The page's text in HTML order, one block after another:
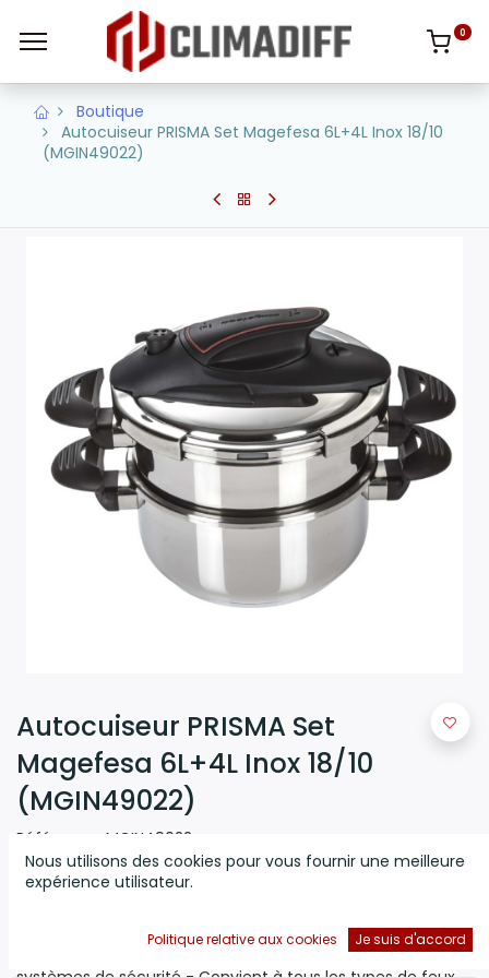
0
Boutique
Autocuiseur PRISMA Set Magefesa 6L+4L Inox 18/10
(MGIN49022)
Autocuiseur PRISMA Set
Magefesa 6L+4L Inox 18/10
(MGIN49022)
Référence: MGIN49022
(0 avis)
(MGIN49022) - Réf : MGIN49022 - Autocuiseur PRISMA Set
Magefesa 6L+4L inox 18/10 - 34 x 29 x 27 cm - Inox - 5
Nous utilisons des cookies pour vous fournir une meilleure
expérience utilisateur.
Politique relative aux cookies Je suis d'accord